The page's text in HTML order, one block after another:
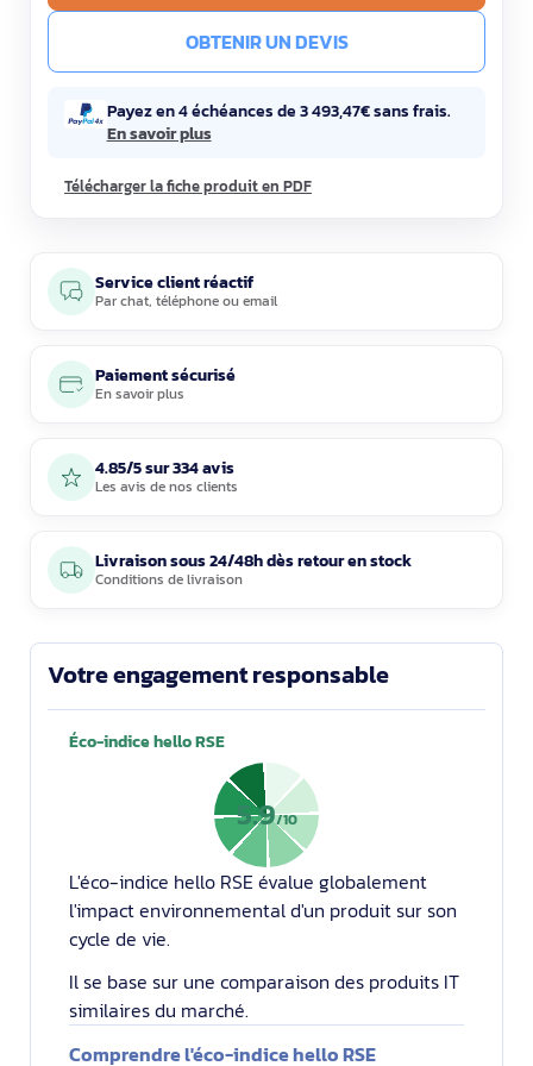
OBTENIR UN DEVIS
Payez en 4 échéances de 3 493,47€ sans frais.
En savoir plus
Télécharger la fiche produit en PDF
Service client réactif
Parchat, téléphoneouemail
Paiement sécurisé
En savoir plus
4.85/5 sur 334 avis
Les avis de nos clients
Livraison sous 24/48h dès retour en stock
Conditions de livraison
Votre engagement responsable
Éco-indice hello RSE
5.9/10
L'éco-indice hello RSE évalue globalement
l'impact environnemental d'un produit sur son
cycle de vie.
Il se base sur une comparaison des produits IT
similaires du marché.
Comprendre l'éco-indice hello RSE